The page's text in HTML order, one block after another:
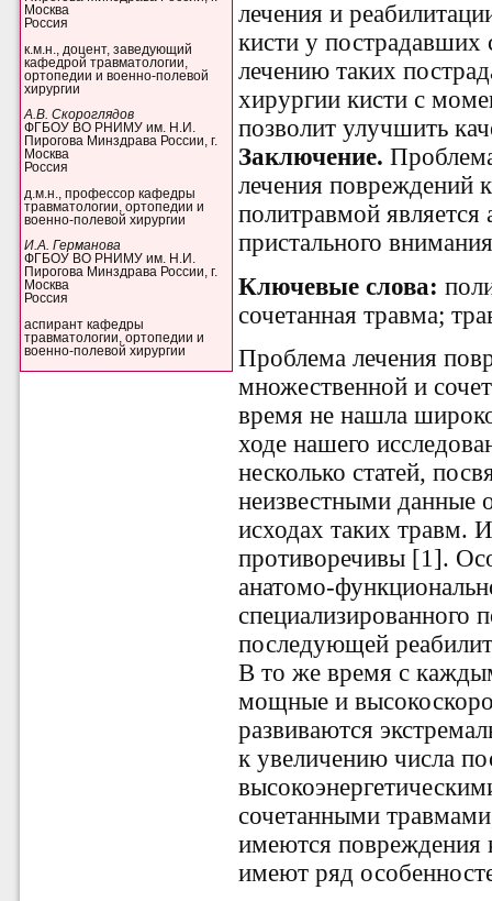
Москва
Россия
к.м.н., доцент, заведующий
кафедрой травматологии,
ортопедии и военно-полевой
хирургии
А.В. Скороглядов
ФГБОУ ВО РНИМУ им. Н.И.
Пирогова Минздрава России, г.
Москва
Россия
д.м.н., профессор кафедры
травматологии, ортопедии и
военно-полевой хирургии
И.А. Германова
ФГБОУ ВО РНИМУ им. Н.И.
Пирогова Минздрава России, г.
Москва
Россия
аспирант кафедры
травматологии, ортопедии и
военно-полевой хирургии
лечения и
кисти у пострадавших
лечению таких
хирургии кисти с
позволит улучшить
Заключение.
лечения повреждений
политравмой является
пристального
Ключевые слова:
сочетанная травма;
Проблема лечения
множественной и
время не нашла
ходе нашего
несколько статей,
неизвестными данные
исходах таких травм.
противоречивы [1].
анатомо-
специализированного
последующей
В то же время с
мощные и
развиваются
к увеличению числа
сочетанными
имеются повреждения
имеют ряд